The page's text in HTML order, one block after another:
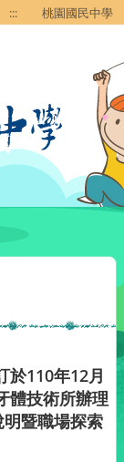
::: 桃園國民中學
於110年12月
體技術所辦理
明暨職場探索